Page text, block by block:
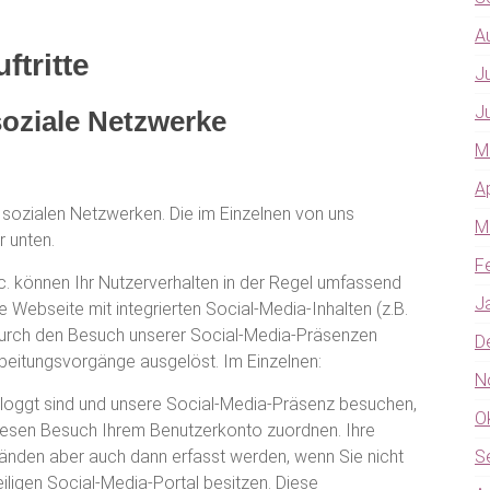
Netzwerke
Netzwerken. Die im Einzelnen von uns
unten.
Ihr Nutzerverhalten in der Regel umfassend
mit integrierten Social-Media-Inhalten (z.B.
den Besuch unserer Social-Media-Präsenzen
ausgelöst. Im Einzelnen:
sind und unsere Social-Media-Präsenz besuchen,
Besuch Ihrem Benutzerkonto zuordnen. Ihre
aber auch dann erfasst werden, wenn Sie nicht
Social-Media-Portal besitzen. Diese